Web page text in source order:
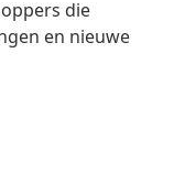
die
en nieuwe